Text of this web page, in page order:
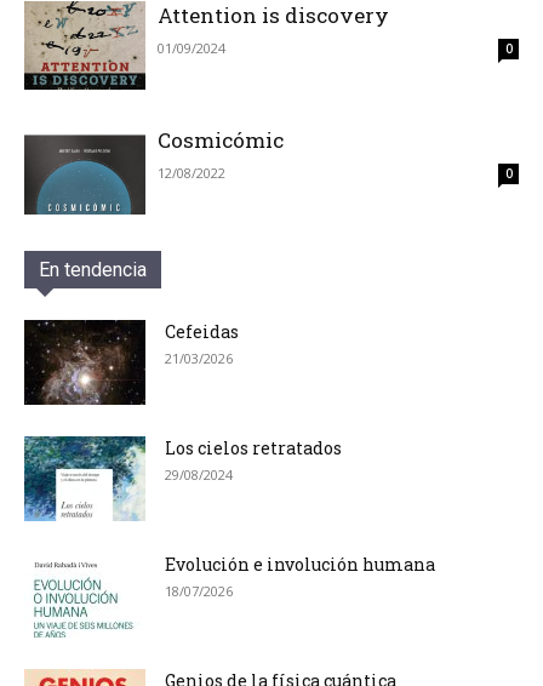
Attention is discovery
01/09/2024 0
Cosmicómic
12/08/2022 0
En tendencia
Cefeidas
21/03/2026
Los cielos retratados
29/08/2024
Evolución e involución humana
18/07/2026
Genios de la física cuántica